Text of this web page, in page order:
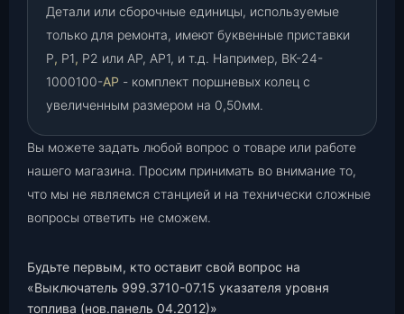
Детали или сборочные единицы, используемые
только для ремонта, имеют буквенные приставки
Р, Р1, Р2 или АР, АР1, и т.д. Например, ВК-24-
1000100-АР - комплект поршневых колец с
увеличенным размером на 0,50мм.
Вы можете задать любой вопрос о товаре или работе
нашего магазина. Просим принимать во внимание то,
что мы не являемся станцией и на технически сложные
вопросы ответить не сможем.
Будьте первым, кто оставит свой вопрос на
«Выключатель 999.3710-07.15 указателя уровня
топлива (нов.панель 04.2012)»